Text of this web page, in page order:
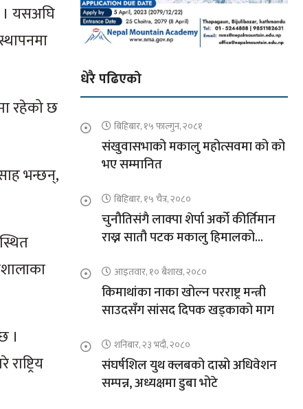
। यसअघि
रहेको छ
भन्छन्,
।
धेरै पढिएको
बिहिबार, १५ फाल्गुन, २०८१
संखुवासभाको मकालु महोत्सवमा को को
भए सम्मानित
बिहिबार, १५ चैत्र, २०८०
चुनौतिसंगै लाक्पा शेर्पा अर्को कीर्तिमान
राख्न सातौ पटक मकालु हिमालको
आइतवार, १० बैशाख, २०८०
किमाथांका नाका खोल्न परराष्ट्र मन्त्री
साउदसँग सांसद दिपक खड्काको माग
शनिबार, २३ भदौ, २०८०
संघर्षशिल युथ क्लबको दास्रो अधिवेशन
सम्पन्न, अध्यक्षमा डुबा भोटे